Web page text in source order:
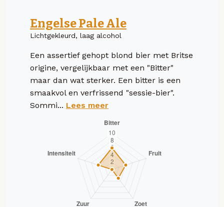
Engelse Pale Ale
Lichtgekleurd, laag alcohol
Een assertief gehopt blond bier met Britse
origine, vergelijkbaar met een "Bitter"
maar dan wat sterker. Een bitter is een
smaakvol en verfrissend "sessie-bier".
Sommi... Lees meer